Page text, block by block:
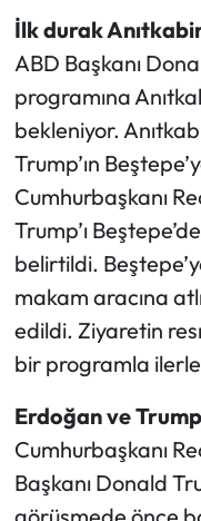
İlk durak
ABD Başkanı
programına
bekleniyor.
Trump’ın
Cumhurbaşkanı
Trump’ı
belirtildi.
makam aracına
edildi. Ziyaretin
bir programla
Erdoğan ve
Cumhurbaşkanı
Başkanı Donald